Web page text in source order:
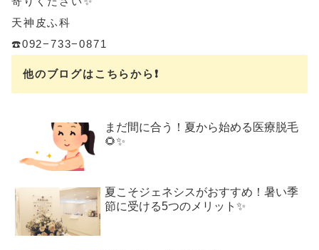
天神皮ふ科
☎️092−733−0871
他のブログはこちらから❗️
まだ間に合う！夏から始める医療脱毛
🌻✨
夏こそジェネシスがおすすめ！暑い季
節に受ける5つのメリット✨